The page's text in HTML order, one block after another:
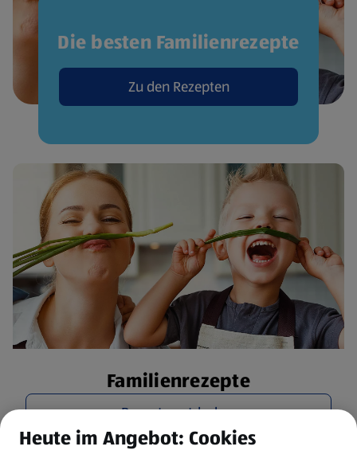
Die besten Familienrezepte
Zu den Rezepten
Familienrezepte
Rezepte entdecken
Heute im Angebot: Cookies